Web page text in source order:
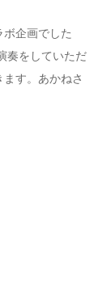
企画でした
奏をしていただ
す。あかねさ